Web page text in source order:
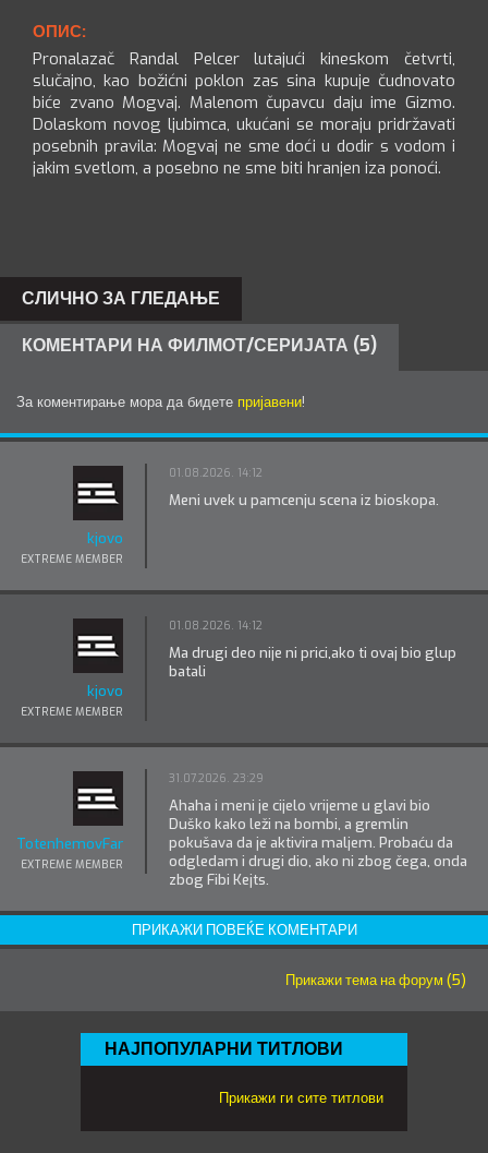
ОПИС:
Pronalazač Randal Pelcer lutajući kineskom četvrti,
slučajno, kao božićni poklon zas sina kupuje čudnovato
biće zvano Mogvaj. Malenom čupavcu daju ime Gizmo.
Dolaskom novog ljubimca, ukućani se moraju pridržavati
posebnih pravila: Mogvaj ne sme doći u dodir s vodom i
jakim svetlom, a posebno ne sme biti hranjen iza ponoći.
СЛИЧНО ЗА ГЛЕДАЊЕ
КОМЕНТАРИ НА ФИЛМОТ/СЕРИЈАТА (5)
За коментирање мора да бидете пријавени!
kjovo
EXTREME MEMBER
01.08.2026. 14:12
Meni uvek u pamcenju scena iz bioskopa.
kjovo
EXTREME MEMBER
01.08.2026. 14:12
Ma drugi deo nije ni prici,ako ti ovaj bio glup
batali
TotenhemovFanatik
EXTREME MEMBER
31.07.2026. 23:29
Ahaha i meni je cijelo vrijeme u glavi bio
Duško kako leži na bombi, a gremlin
pokušava da je aktivira maljem. Probaću da
odgledam i drugi dio, ako ni zbog čega, onda
zbog Fibi Kejts.
ПРИКАЖИ ПОВЕЌЕ КОМЕНТАРИ
Прикажи тема на форум (5)
НАЈПОПУЛАРНИ ТИТЛОВИ
Прикажи ги сите титлови